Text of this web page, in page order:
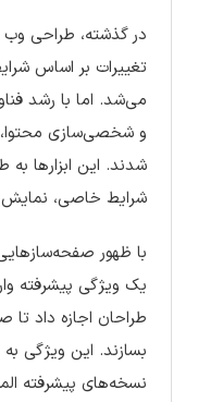
در گذشته، طراحی وب
تغییرات بر اساس
می‌شد. اما با رشد
و شخصی‌سازی محتوا،
شدند. این ابزارها به
شرایط خاصی، نمایش
با ظهور
یک ویژگی پیشرفته
طراحان اجازه داد
بسازند. این ویژگی
نسخه‌های پیشرفته